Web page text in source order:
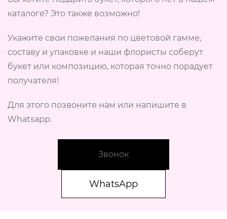
каталоге? Это также возможно!
Укажите свои пожелания по цветовой гамме,
составу и упаковке и наши флористы соберут
букет или композицию, которая точно порадует
получателя!
Для этого позвоните нам или напишите в
Whatsapp.
Звонок
WhatsApp